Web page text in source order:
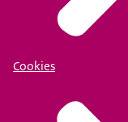
Cookies